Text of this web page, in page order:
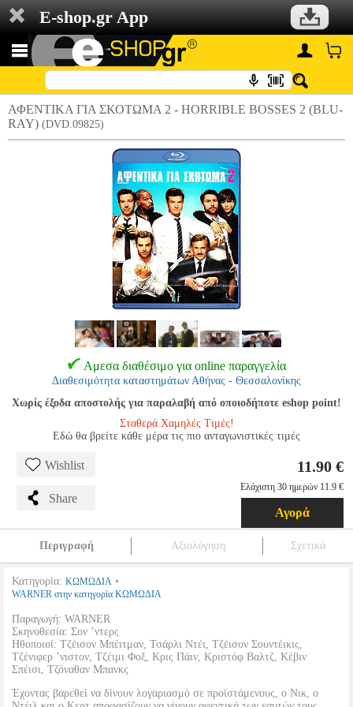
E-shop.gr App
ΑΦΕΝΤΙΚΑ ΓΙΑ ΣΚΟΤΩΜΑ 2 - HORRIBLE BOSSES 2 (BLU-
RAY) (DVD.09825)
Αμεσα διαθέσιμο για online παραγγελία
Διαθεσιμότητα καταστημάτων Αθήνας - Θεσσαλονίκης
Χωρίς έξοδα αποστολής για παραλαβή από οποιοδήποτε eshop point!
Σταθερά Χαμηλές Τιμές!
Εδώ θα βρείτε κάθε μέρα τις πιο ανταγωνιστικές τιμές
Wishlist
Share
11.90 €
Ελάχιστη 30 ημερών 11.9 €
Αγορά
Περιγραφή Αξιολόγηση Σχετικά
Κατηγορία: ΚΩΜΩΔΙΑ •
WARNER στην κατηγορία ΚΩΜΩΔΙΑ
Παραγωγή: WARNER
Σκηνοθεσία: Σον ’ντερς
Ηθοποιοί: Τζέισον Μπέιτμαν, Τσάρλι Ντέι, Τζέισον Σουντέικις,
Τζένιφερ ’νιστον, Τζέιμι Φοξ, Κρις Πάιν, Κριστόφ Βαλτζ, Κέβιν
Σπέισι, Τζόναθαν Μπανκς
Έχοντας βαρεθεί να δίνουν λογαριασμό σε προϊστάμενους, ο Νικ, ο